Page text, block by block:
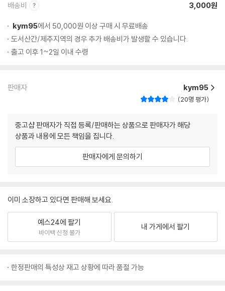
배송비 3,000원
kym95에서 50,000원 이상 구매 시 무료배송
도서산간/제주지역의 경우 추가 배송비가 발생할 수 있습니다.
출고 이후 1~2일 이내 수령
판매자 kym95
20명 평가
중고샵 판매자가 직접 등록/판매하는 상품으로 판매자가 해당
상품과 내용에 모든 책임을 집니다.
판매자에게 문의하기
이미 소장하고 있다면 판매해 보세요.
예스24에 팔기
바이백 신청 불가
내 가게에서 팔기
한정판매의 특성상 재고 상황에 따라 품절 가능